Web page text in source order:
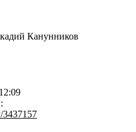
Канунников
3437157